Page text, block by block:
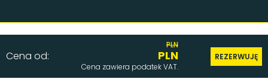
FAQ
Cena od:
PLN
PLN
Cena zawiera podatek VAT.
REZERWUJĘ